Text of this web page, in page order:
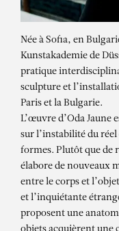
Née à Sofia, en
Kunstakademie de
pratique
sculpture et
Paris et la Bulgarie.
L’œuvre d’Oda Jaune
sur l’instabilité du
formes. Plutôt que de
élabore de nouveaux
entre le corps et
et l’inquiétante
proposent une